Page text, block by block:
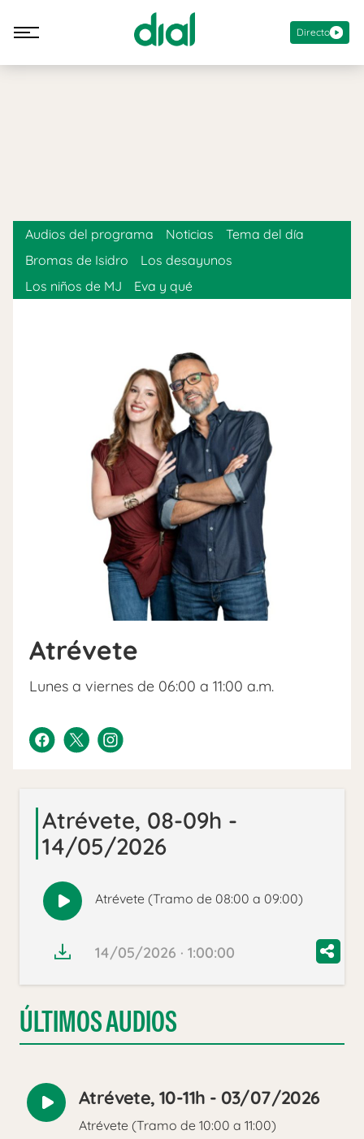
Directo
Atrévete
Lunes a viernes de 06:00 a 11:00 a.m.
Audios del programa Noticias
Tema del día
Bromas de Isidro
Los desayunos
Los niños de MJ
Eva y qué
Atrévete, 08-09h -
14/05/2026
Reproducir
audio
Atrévete (Tramo de 08:00 a 09:00)
14/05/2026 · 1:00:00
ÚLTIMOS AUDIOS
Reproducir
audio
Atrévete, 10-11h - 03/07/2026
Atrévete (Tramo de 10:00 a 11:00)